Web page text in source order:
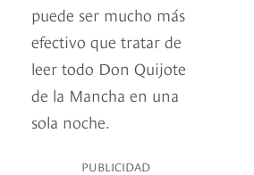
puede ser mucho más
efectivo que tratar de
leer todo Don Quijote
de la Mancha en una
sola noche.
PUBLICIDAD